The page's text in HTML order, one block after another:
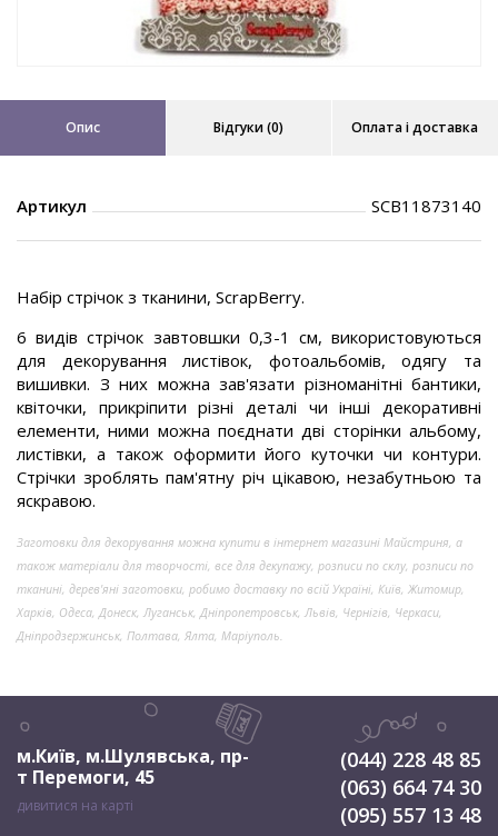
Опис Відгуки (0) Оплата і доставка
Артикул SCB11873140
Набір стрічок з тканини, ScrapBerry.
6 видів стрічок завтовшки 0,3-1 см, використовуються
для декорування листівок, фотоальбомів, одягу та
вишивки. З них можна зав'язати різноманітні бантики,
квіточки, прикріпити різні деталі чи інші декоративні
елементи, ними можна поєднати дві сторінки альбому,
листівки, а також оформити його куточки чи контури.
Стрічки зроблять пам'ятну річ цікавою, незабутньою та
яскравою.
Заготовки для декорування можна купити в інтернет магазині Майстриня, а
також матеріали для творчості, все для декупажу, розписи по склу, розписи по
тканині, дерев'яні заготовки, робимо доставку по всій Україні, Київ, Житомир,
Харків, Одеса, Донеск, Луганськ, Дніпропетровськ, Львів, Чернігів, Черкаси,
Дніпродзержинськ, Полтава, Ялта, Маріуполь.
м.Київ, м.Шулявська, пр-
т Перемоги, 45
дивитися на карті
(044) 228 48 85
(063) 664 74 30
(095) 557 13 48